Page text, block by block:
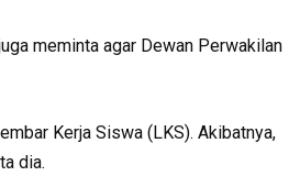
meminta agar Dewan Perwakilan
Kerja Siswa (LKS). Akibatnya,
dia.